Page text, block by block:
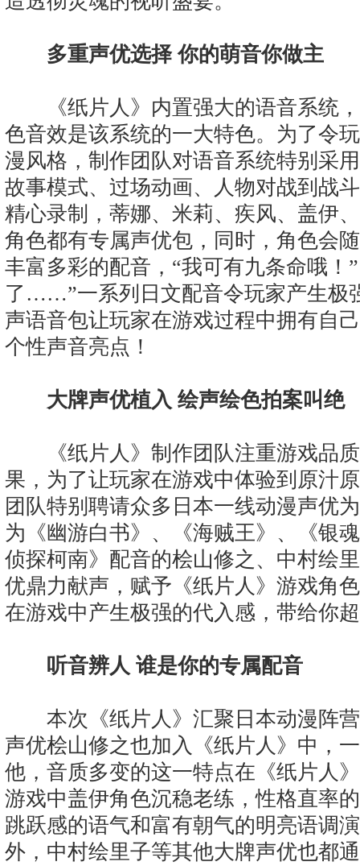
多重声优选择 你的萌音你做主
《纸片人》内置强大的语音系统，
色音效是该系统的一大特色。为了令
漫风格，制作团队对语音系统特别采
故事模式、过场动画、人物对战到战
精心录制，蒂娜、米莉、疾风、盖伊
角色都有专属声优包，同时，角色会
丰富多彩的配音，“我可有九条命哦！
了……”一系列日文配音令玩家产生极
声语音包让玩家在游戏过程中拥有自
个性声音亮点！
大牌声优植入 绘声绘色拍案叫绝
《纸片人》制作团队注重游戏品质
果，为了让玩家在游戏中体验到原汁
团队特别聘请众多日本一线动漫声优
为《幽游白书》、《海贼王》、《银
侦探柯南》配音的桧山修之、中村绘
优鼎力献声，赋予《纸片人》游戏角
在游戏中产生极强的代入感，带给你
听音辨人 谁是你的专属配音
本次《纸片人》汇聚日本动漫阵营
声优桧山修之也加入《纸片人》中，
他，音质多变的这一特点在《纸片人
游戏中盖伊角色沉稳老练，性格直率
跳跃感的语气和富有朝气的明亮语调
外，中村绘里子等其他大牌声优也都